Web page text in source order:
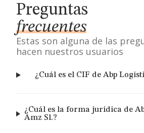
Preguntas
frecuentes
Estas son alguna de las
hacen nuestros usuarios
¿Cuál es el CIF de Abp
¿Cuál es la forma jurídica de
Amz Sl.?